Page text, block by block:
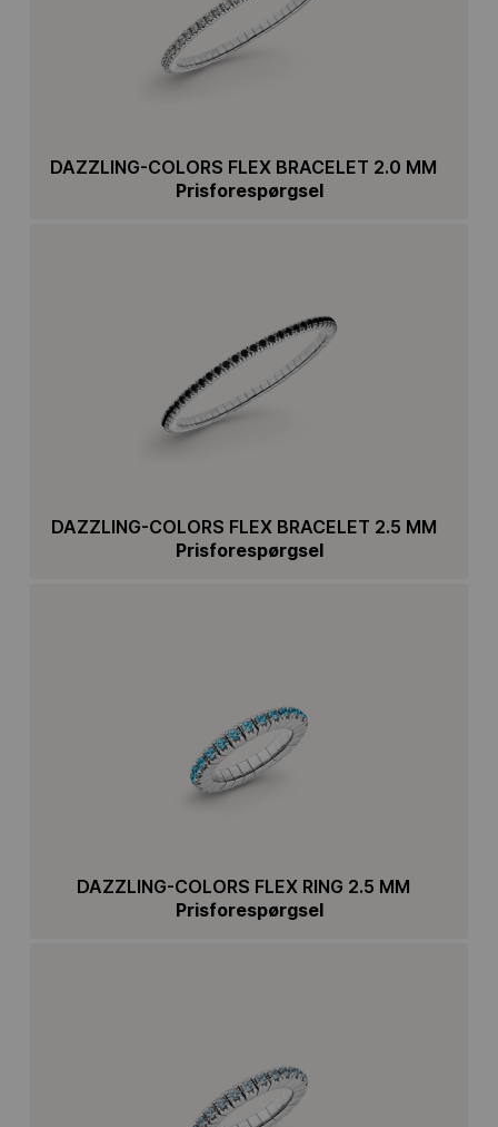
DAZZLING-COLORS FLEX BRACELET 2.0 MM
Prisforespørgsel
DAZZLING-COLORS FLEX BRACELET 2.5 MM
Prisforespørgsel
DAZZLING-COLORS FLEX RING 2.5 MM
Prisforespørgsel